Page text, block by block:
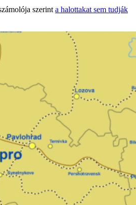
szerint a halottakat sem tudják